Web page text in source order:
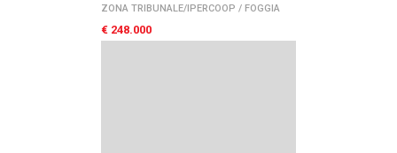
ZONA TRIBUNALE/IPERCOOP / FOGGIA
€ 248.000